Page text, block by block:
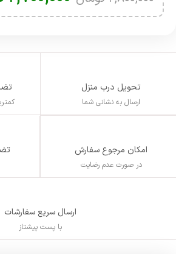
تحویل درب منزل
ارسال به نشانی شما
امکان مرجوع سفارش
در صورت عدم رضایت
ارسال سریع سفارشات
با پست پیشتاز